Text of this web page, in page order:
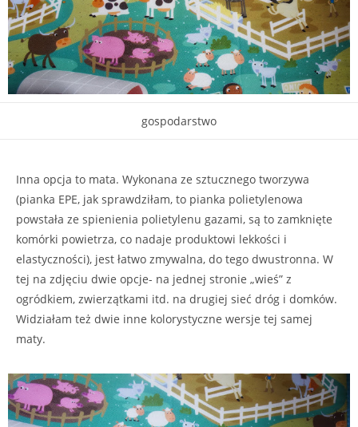
gospodarstwo
Inna opcja to mata. Wykonana ze sztucznego tworzywa
(pianka EPE, jak sprawdziłam, to pianka polietylenowa
powstała ze spienienia polietylenu gazami, są to zamknięte
komórki powietrza, co nadaje produktowi lekkości i
elastyczności), jest łatwo zmywalna, do tego dwustronna. W
tej na zdjęciu dwie opcje- na jednej stronie „wieś” z
ogródkiem, zwierzątkami itd. na drugiej sieć dróg i domków.
Widziałam też dwie inne kolorystyczne wersje tej samej
maty.